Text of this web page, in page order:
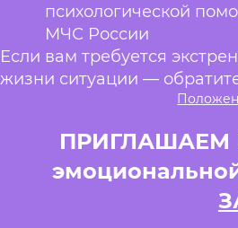
психологической
МЧС России
Если вам требуется
жизни ситуации —
ПРИГЛАШАЕМ